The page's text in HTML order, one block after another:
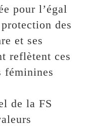
pour l’égal
des
et ses
reflètent ces
féminines
de la FS